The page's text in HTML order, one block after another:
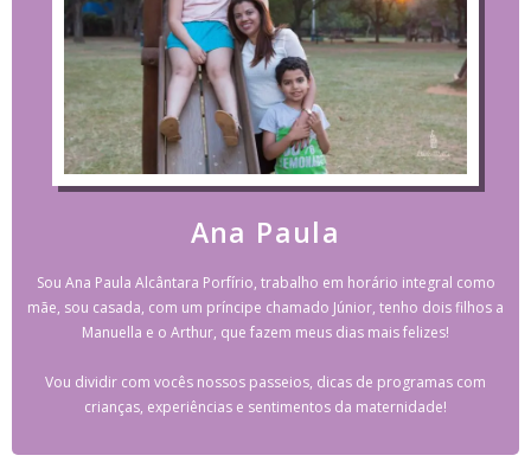
Ana Paula
Sou Ana Paula Alcântara Porfírio, trabalho em horário integral como
mãe, sou casada, com um príncipe chamado Júnior, tenho dois filhos a
Manuella e o Arthur, que fazem meus dias mais felizes!
Vou dividir com vocês nossos passeios, dicas de programas com
crianças, experiências e sentimentos da maternidade!